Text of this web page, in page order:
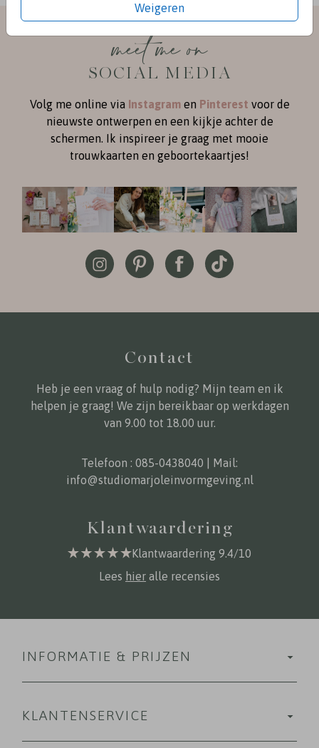
Weigeren
meet me on
SOCIAL MEDIA
Volg me online via Instagramen Pinterest voor de
nieuwste ontwerpen en een kijkje achter de
schermen. Ik inspireer je graag met mooie
trouwkaarten en geboortekaartjes!
Contact
Heb je een vraag of hulp nodig? Mijn team en ik
helpen je graag! We zijn bereikbaar op werkdagen
van 9.00 tot 18.00 uur.
Telefoon : 085-0438040 | Mail:
info@studiomarjoleinvormgeving.nl
Klantwaardering
Klantwaardering 9.4/10
Lees hier alle recensies
INFORMATIE & PRIJZEN
KLANTENSERVICE